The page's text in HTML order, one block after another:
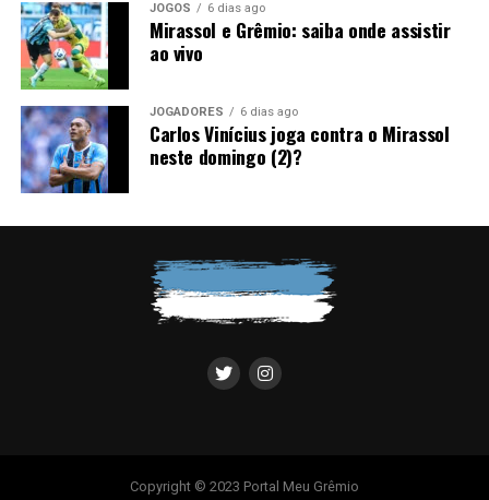
JOGOS 6 dias ago
Mirassol e Grêmio: saiba onde assistir
ao vivo
JOGADORES 6 dias ago
Carlos Vinícius joga contra o Mirassol
neste domingo (2)?
Copyright © 2023 Portal Meu Grêmio